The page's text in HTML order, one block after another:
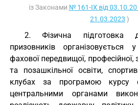
із Законами № 161-IX від
21.03.2023 )
2. Фізична підготовка
призовників організовується
фахової передвищої, професійної,
та позашкільної освіти,
клубах за програмою курсу
центральними органами